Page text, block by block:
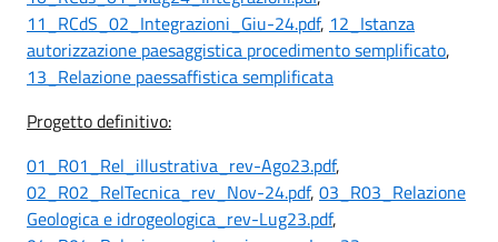
11_RCdS_02_Integrazioni_Giu-24.pdf, 12_Istanza
autorizzazione paesaggistica procedimento semplificato,
13_Relazione paessaffistica semplificata
Progetto definitivo:
01_R01_Rel_illustrativa_rev-Ago23.pdf,
02_R02_RelTecnica_rev_Nov-24.pdf, 03_R03_Relazione
Geologica e idrogeologica_rev-Lug23.pdf,